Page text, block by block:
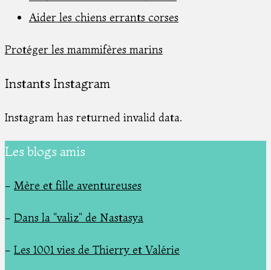
Aider les chiens errants corses
Protéger les mammifères marins
Instants Instagram
Instagram has returned invalid data.
Les blogs amis
- Mère et fille aventureuses
- Dans la "valiz" de Nastasya
- Les 1001 vies de Thierry et Valérie